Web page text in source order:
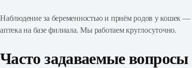
Наблюдение за беременностью и приём родов у кошек —
аптека на базе филиала. Мы работаем круглосуточно.
Часто задаваемые вопросы